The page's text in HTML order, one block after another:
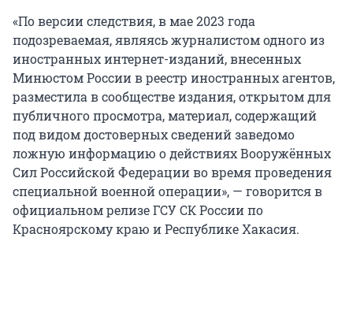
«По версии следствия, в мае 2023 года
подозреваемая, являясь журналистом одного из
иностранных интернет-изданий, внесенных
Минюстом России в реестр иностранных агентов,
разместила в сообществе издания, открытом для
публичного просмотра, материал, содержащий
под видом достоверных сведений заведомо
ложную информацию о действиях Вооружённых
Сил Российской Федерации во время проведения
специальной военной операции», — говорится в
официальном релизе ГСУ СК России по
Красноярскому краю и Республике Хакасия.